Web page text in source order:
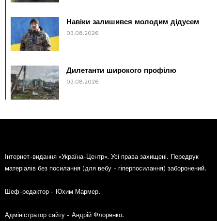
Навіки залишився молодим дідусем
03.08.2026
Дилетанти широкого профілю
03.08.2026
Інтернет-видання «Україна-Центр». Усі права захищені. Передрук
матеріалів без посилання (для вебу - гіперпосилання) заборонений.
Шеф-редактор - Юхим Мармер.
Адміністратор сайту - Андрій Флоренко.